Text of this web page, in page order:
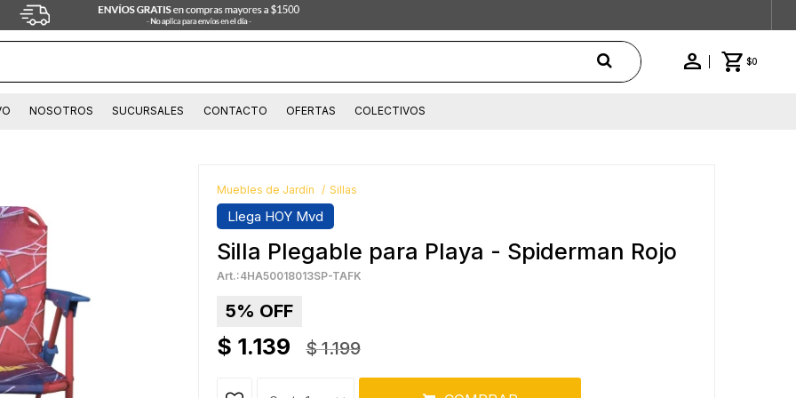
$0
NOSOTROS SUCURSALES CONTACTO OFERTAS COLECTIVOS
Muebles de Jardín Sillas
Llega HOY Mvd
Silla Plegable para Playa - Spiderman Rojo
4HA50018013SP-TAFK
5
$ 1.139 $ 1.199